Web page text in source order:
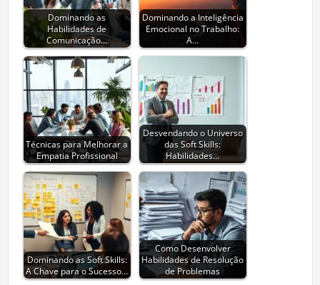
Dominando as
Habilidades de
Comunicação…
Dominando a Inteligência
Emocional no Trabalho:
A…
Técnicas para Melhorar a
Empatia Profissional
Desvendando o Universo
das Soft Skills:
Habilidades…
Dominando as Soft Skills:
A Chave para o Sucesso…
Como Desenvolver
Habilidades de Resolução
de Problemas